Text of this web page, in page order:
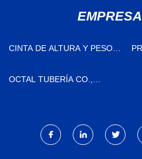
CINTA DE ALTURA Y PESO
OCTAL TUBERÍA CO.,